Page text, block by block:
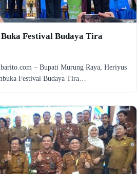
Festival Budaya Tira
– Bupati Murung Raya, Heriyus
Festival Budaya Tira…